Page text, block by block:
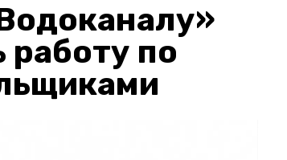
работу по